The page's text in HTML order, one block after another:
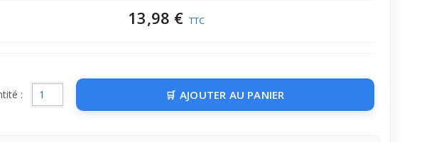
13,98 € TTC
: AJOUTER AU PANIER